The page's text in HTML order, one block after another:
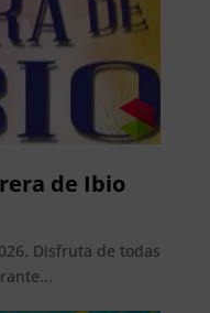
de Ibio
Disfruta de todas